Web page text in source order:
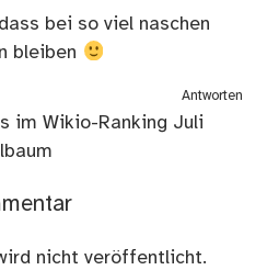
bei so viel naschen
bleiben
Antworten
im Wikio-Ranking Juli
nicht veröffentlicht.